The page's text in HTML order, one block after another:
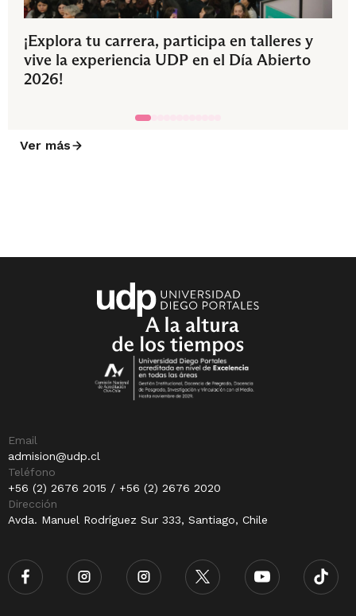
¡Explora tu carrera, participa en talleres y
vive la experiencia UDP en el Día Abierto
2026!
Ver más
Email
admision@udp.cl
Teléfono
+56 (2) 2676 2015 / +56 (2) 2676 2020
Dirección
Avda. Manuel Rodríguez Sur 333, Santiago, Chile